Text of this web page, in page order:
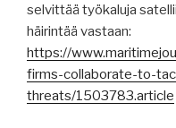
selvittää työkaluja
häirintää vastaan:
https://
firms-collaborate-to-
threats/1503783.article